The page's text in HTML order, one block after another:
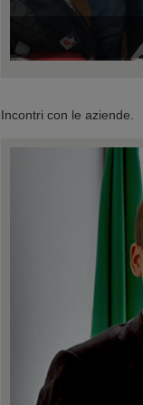
Incontri con le aziende.